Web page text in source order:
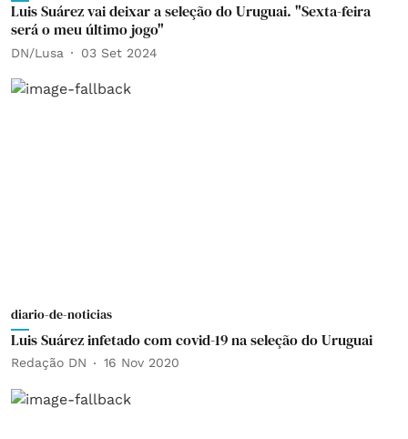
Luis Suárez vai deixar a seleção do Uruguai. "Sexta-feira
será o meu último jogo"
DN/Lusa 03 Set 2024
diario-de-noticias
Luis Suárez infetado com covid-19 na seleção do Uruguai
Redação DN 16 Nov 2020